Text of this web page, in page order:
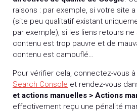
raisons : par exemple, si votre site a
(site peu qualitatif existant
par exemple), si les liens retours
contenu est trop pauvre et de
contenu est camouflé…
Pour vérifier cela, connectez-vous
Search Console et rendez-vous
et actions manuelles > Actions
effectivement reçu une pénalité